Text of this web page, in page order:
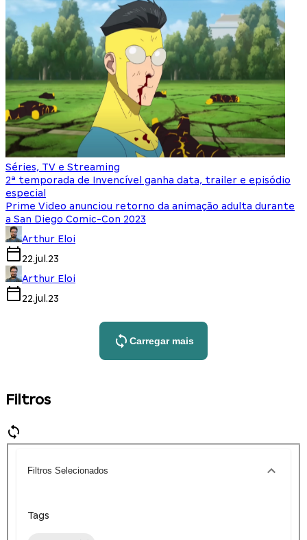
Séries, TV e Streaming
2ª temporada de Invencível ganha data, trailer e episódio
especial
Prime Video anunciou retorno da animação adulta durante
a San Diego Comic-Con 2023
Arthur Eloi
22.jul.23
Arthur Eloi
22.jul.23
Carregar mais
Filtros
Filtros Selecionados
Tags